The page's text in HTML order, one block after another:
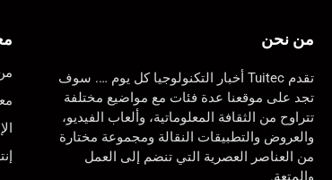
من نحن
تقدم Tuitec أخبار التكنولوجيا كل يوم …. سوف
تجد على موقعنا عدة فئات مع مواضيع مختلفة
تتراوح من الثقافة المعلوماتية، وألعاب الفيديو،
والعروض والتطبيقات النقالة ومجموعة مختارة
من العناصر العصرية التي تنضم إلى العمل
والمتعة.